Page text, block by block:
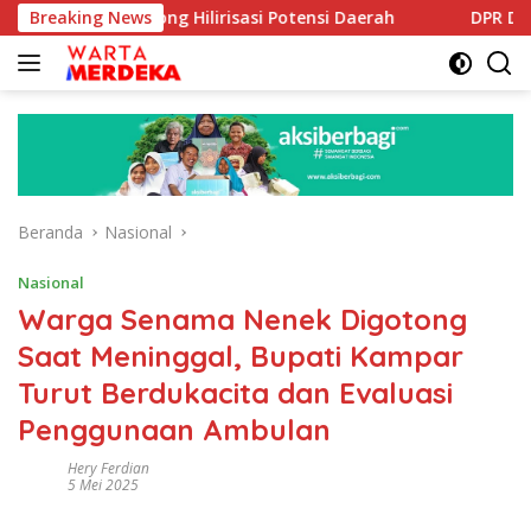
Langsung
ke
konten
Breaking News
Dorong Hilirisasi Potensi Daerah DPR Dorong
Beranda Nasional
Nasional
Warga Senama Nenek Digotong
Saat Meninggal, Bupati Kampar
Turut Berdukacita dan Evaluasi
Penggunaan Ambulan
Hery Ferdian
5 Mei 2025